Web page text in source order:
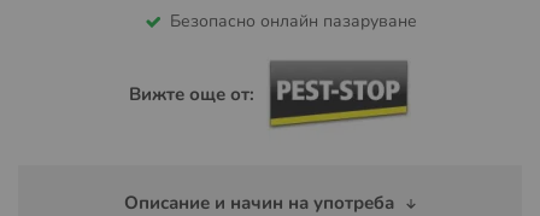
Безопасно онлайн пазаруване
Вижте още от:
Описание и начин на употреба